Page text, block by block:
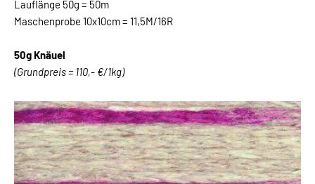
Lauflänge 50g = 50m
Maschenprobe 10x10cm = 11,5M/16R
50g Knäuel
(Grundpreis = 110,- €/1kg)